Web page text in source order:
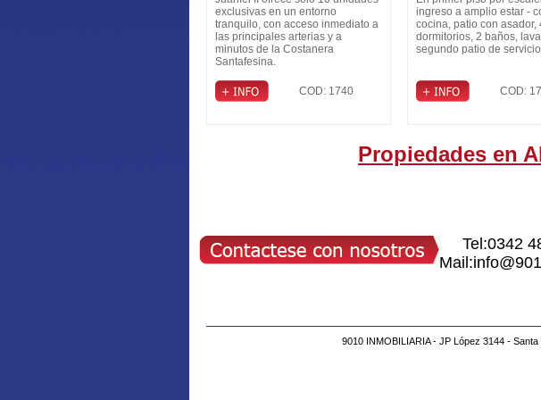
exclusivas en un entorno
tranquilo, con acceso inmediato a
las principales arterias y a
minutos de la Costanera
Santafesina.
COD: 1740
ingreso a amplio estar -
cocina, patio con asador,
dormitorios, 2 baños,
segundo patio de
COD:
Propiedades en
Tel:0342
9010 INMOBILIARIA - JP López 3144 -